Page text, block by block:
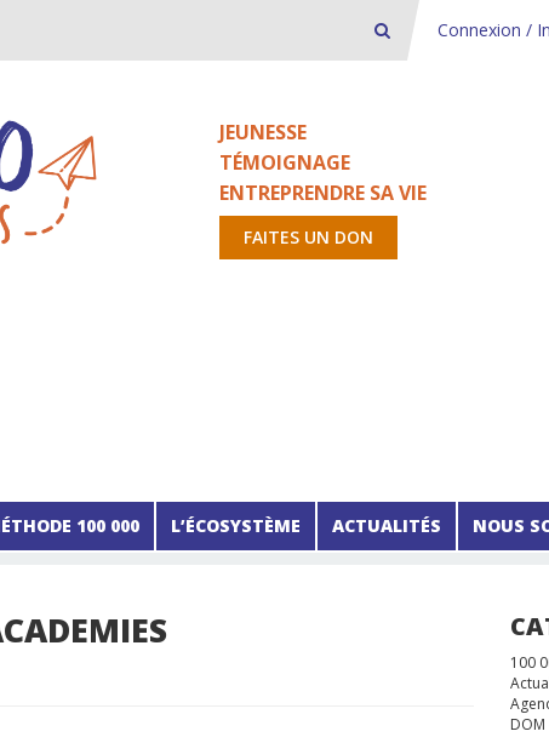
Connexion /
JEUNESSE
TÉMOIGNAGE
ENTREPRENDRE SA VIE
FAITES UN DON
100 000 L’ÉCOSYSTÈME ACTUALITÉS NOUS
100
DOM